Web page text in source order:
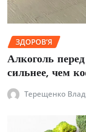
ЗДОРОВ’Я
Алкоголь
сильнее, чем
Терещенко